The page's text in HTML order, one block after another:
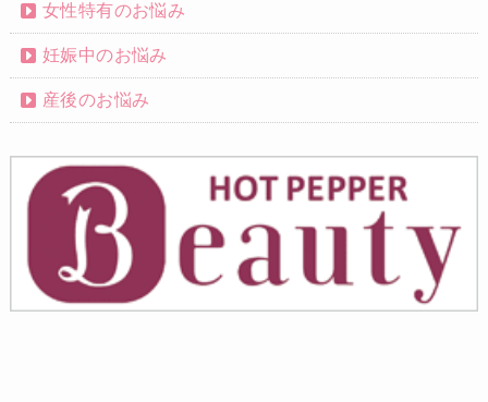
女性特有のお悩み
妊娠中のお悩み
産後のお悩み